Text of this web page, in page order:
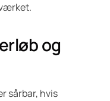
og
sårbar, hvis